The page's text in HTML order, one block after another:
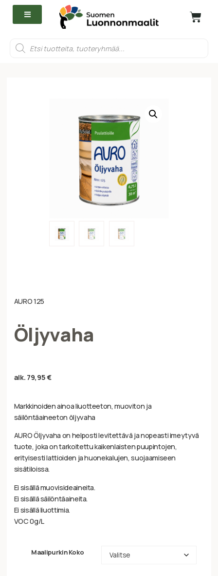
AURO 125
Öljyvaha
alk. 79,95€
Markkinoiden ainoa liuotteeton, muoviton ja
säilöntäaineeton öljyvaha
AURO Öljyvaha on helposti levitettävä ja nopeasti imeytyvä
tuote, joka on tarkoitettu kaikenlaisten puupintojen,
erityisesti lattioiden ja huonekalujen, suojaamiseen
sisätiloissa.
Ei sisällä muovisideaineita.
Ei sisällä säilöntäaineita.
Ei sisällä liuottimia.
VOC 0g/L
Maalipurkin Koko